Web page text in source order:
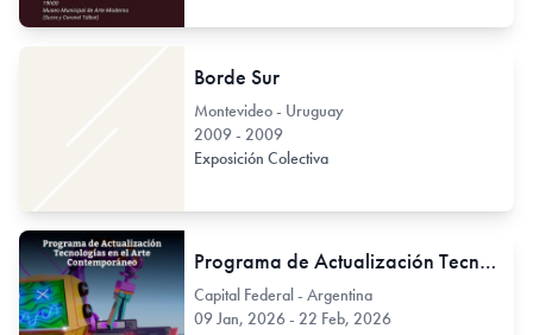
Borde Sur
Montevideo - Uruguay
2009 - 2009
Exposición Colectiva
Programa de Actualización Tecnologías en el Arte Contemporáneo
Capital Federal - Argentina
09 Jan, 2026 - 22 Feb, 2026